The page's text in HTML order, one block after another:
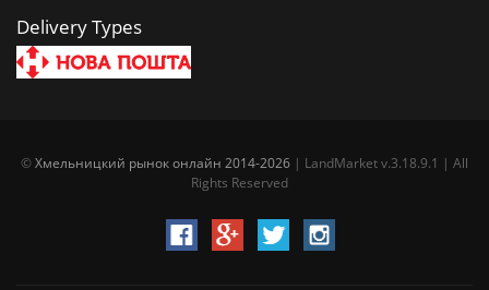
Delivery Types
©Хмельницкий рынок онлайн 2014-2026 | LandMarket v.3.18.9.1 | All
Rights Reserved